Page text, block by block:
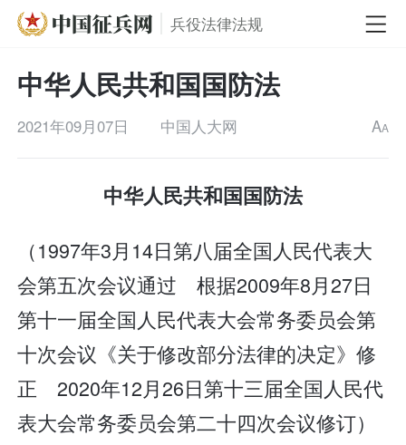
兵役法律法规
中华人民共和国国防法
2021年09月07日 中国人大网 AA
中华人民共和国国防法
（1997年3月14日第八届全国人民代表大
会第五次会议通过 根据2009年8月27日
第十一届全国人民代表大会常务委员会第
十次会议《关于修改部分法律的决定》修
正 2020年12月26日第十三届全国人民代
表大会常务委员会第二十四次会议修订）